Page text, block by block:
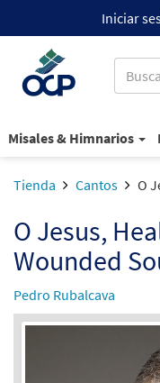
Iniciar
Misales & Himnarios
Tienda Cantos O
O Jesus,
Wounded
Pedro Rubalcava